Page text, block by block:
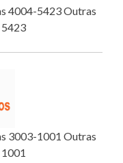
4004-5423 Outras
5423
3003-1001 Outras